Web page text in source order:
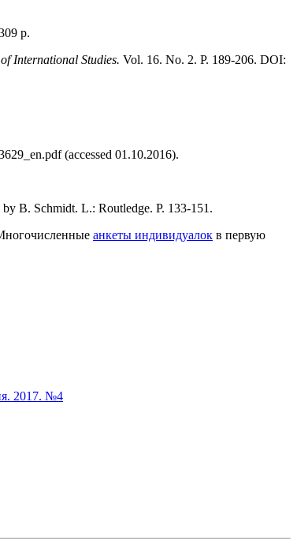
p.
International Studies. Vol. 16. No. 2. P. 189‑206. DOI:
(accessed 01.10.2016).
by B. Schmidt. L.: Routledge. P. 133‑151.
анкеты индивидуалок в первую
2017. №4